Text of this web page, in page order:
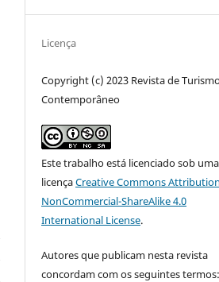
Licença
Copyright (c) 2023 Revista de
Contemporâneo
Este trabalho está licenciado sob uma
licençaCreative Commons
NonCommercial-ShareAlike 4.0
International License.
Autores que publicam nesta revista
concordam com os seguintes termos: